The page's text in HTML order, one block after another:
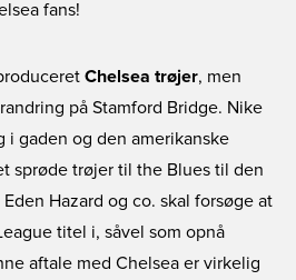
fans!
Chelsea trøjer, men
på Stamford Bridge. Nike
gaden og den amerikanske
sprøde trøjer til the Blues til den
Hazard og co. skal forsøge at
titel i, såvel som opnå
aftale med Chelsea er virkelig